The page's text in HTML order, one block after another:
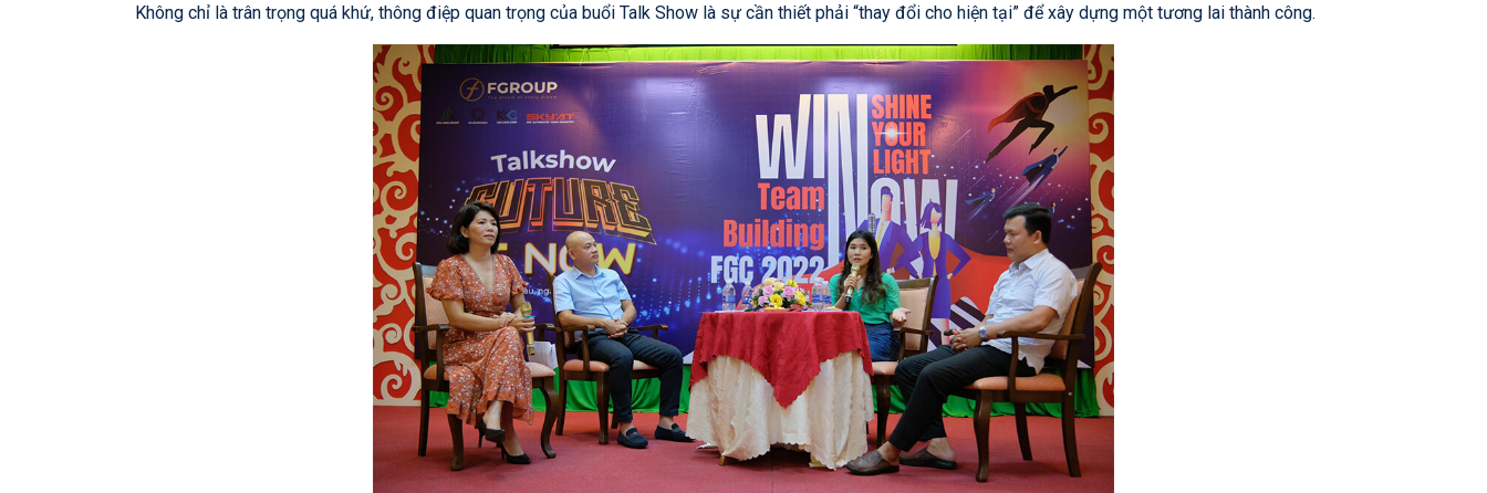
Không chỉ là trân trọng quá khứ, thông điệp quan trọng của buổi Talk Show là sự cần thiết phải “thay đổi cho hiện tại” để xây dựng một tương lai thành công.